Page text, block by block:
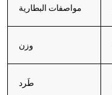
مواصفات البطارية
وزن
طَرد